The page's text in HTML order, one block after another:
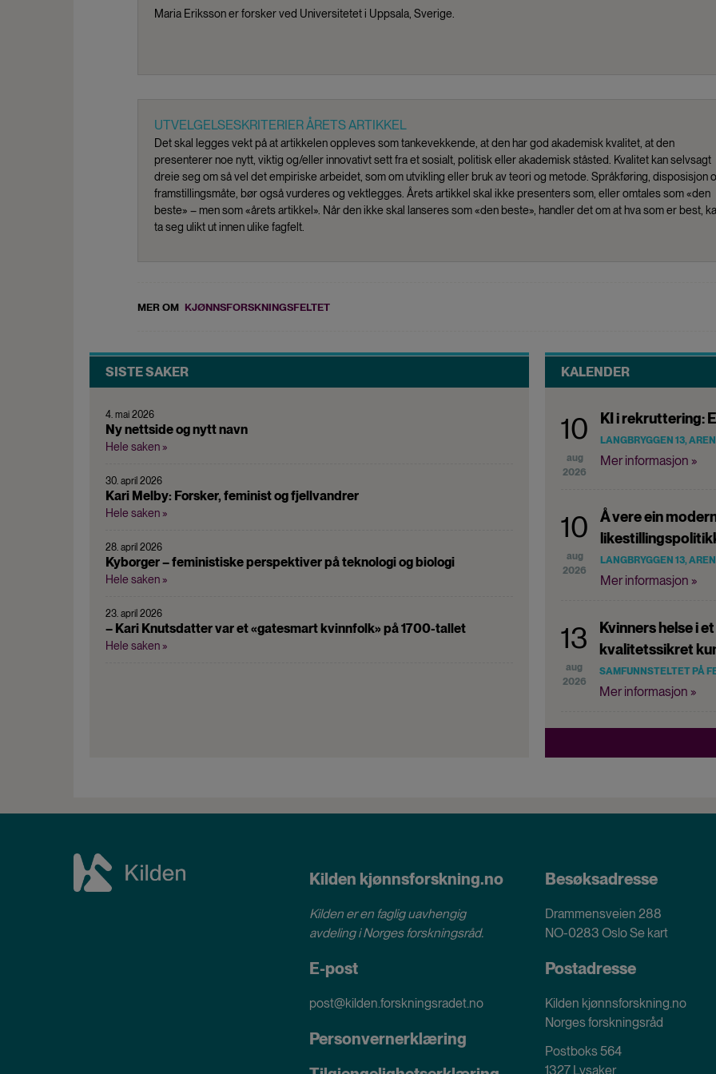
Maria Eriksson er forsker ved Universitetet i Uppsala, Sverige.
UTVELGELSESKRITERIER ÅRETS ARTIKKEL
Det skal legges vekt på at artikkelen oppleves som tankevekkende, at den har god akademisk kvalitet, at den
presenterer noe nytt, viktig og/eller innovativt sett fra et sosialt, politisk eller akademisk ståsted. Kvalitet kan selvsagt
dreie seg om så vel det empiriske arbeidet, som om utvikling eller bruk av teori og metode. Språkføring, disposisjon
framstillingsmåte, bør også vurderes og vektlegges. Årets artikkel skal ikke presenters som, eller omtales som «den
beste» – men som «årets artikkel». Når den ikke skal lanseres som «den beste», handler det om at hva som er best,
ta seg ulikt ut innen ulike fagfelt.
MER OM KJØNNSFORSKNINGSFELTET
SISTE SAKER
4. mai 2026
Ny nettside og nytt navn
Hele saken »
30. april 2026
Kari Melby: Forsker, feminist og fjellvandrer
Hele saken »
28. april 2026
Kyborger – feministiske perspektiver på teknologi og biologi
Hele saken »
23. april 2026
– Kari Knutsdatter var et «gatesmart kvinnfolk» på 1700-tallet
Hele saken »
KALENDER
10
aug
2026
KI i rekruttering:
LANGBRYGGEN 13,
Mer informasjon »
10
aug
2026
Å vere ein
LANGBRYGGEN 13,
Mer informasjon »
13
aug
2026
Kvinners helse i
kvalitetssikret
SAMFUNNSTELTET PÅ
Mer informasjon »
Kilden kjønnsforskning.no
Kilden er en faglig uavhengig
avdeling iNorges forskningsråd.
E-post
post@kilden.forskningsradet.no
Personvernerklæring
Besøksadresse
Drammensveien 288
NO-0283 OsloSe kart
Postadresse
Kilden kjønnsforskning.no
Norges forskningsråd
Postboks 564
1327 Lysaker